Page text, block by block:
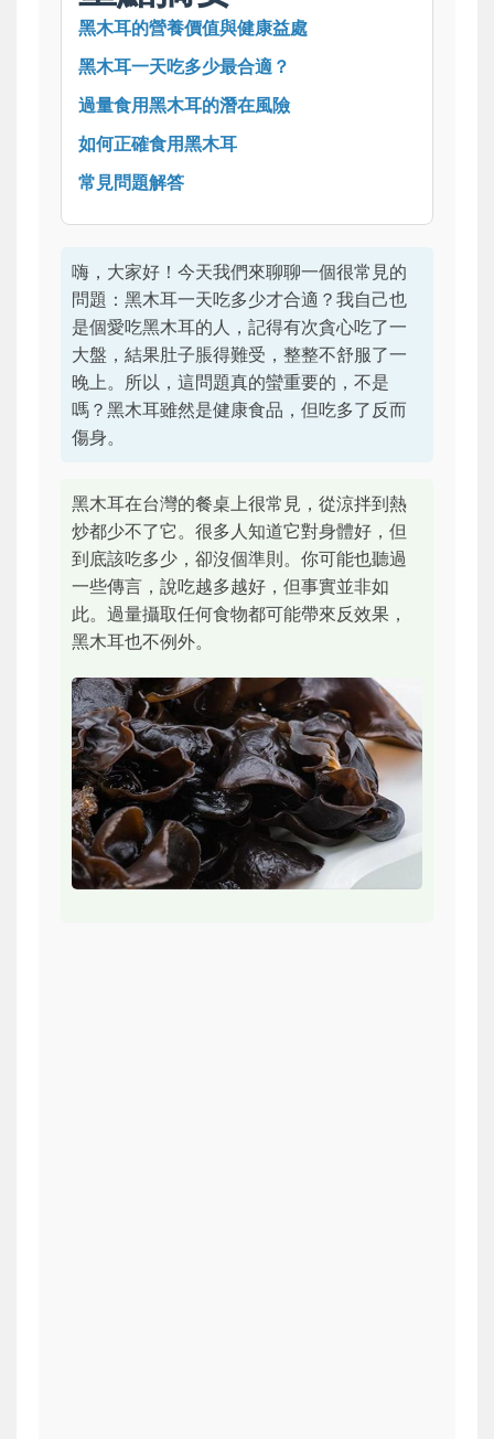
黑木耳的營養價值與健康益處
黑木耳一天吃多少最合適？
過量食用黑木耳的潛在風險
如何正確食用黑木耳
常見問題解答
嗨，大家好！今天我們來聊聊一個很常見的
問題：黑木耳一天吃多少才合適？我自己也
是個愛吃黑木耳的人，記得有次貪心吃了一
大盤，結果肚子脹得難受，整整不舒服了一
晚上。所以，這問題真的蠻重要的，不是
嗎？黑木耳雖然是健康食品，但吃多了反而
傷身。
黑木耳在台灣的餐桌上很常見，從涼拌到熱
炒都少不了它。很多人知道它對身體好，但
到底該吃多少，卻沒個準則。你可能也聽過
一些傳言，說吃越多越好，但事實並非如
此。過量攝取任何食物都可能帶來反效果，
黑木耳也不例外。